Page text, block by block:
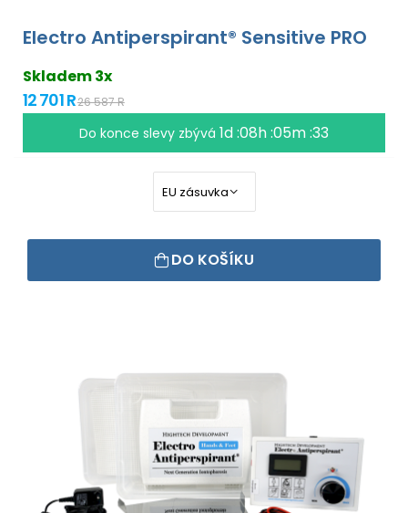
Electro Antiperspirant® Sensitive PRO
Skladem 3x
12 701 R26 587 R
Do konce slevy zbývá 1d :08h :05m :32
DO KOŠÍKU